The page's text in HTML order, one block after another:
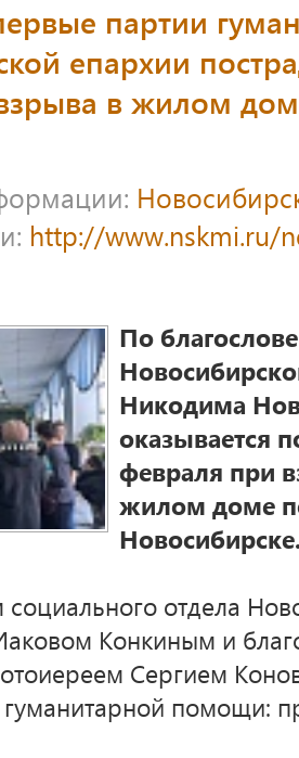
партии
епархии
взрыва в жилом
http://www.nskmi.ru/
По
Никодима
оказывается
февраля при
жилом доме
социального отдела
Конкиным и
Сергием
помощи: